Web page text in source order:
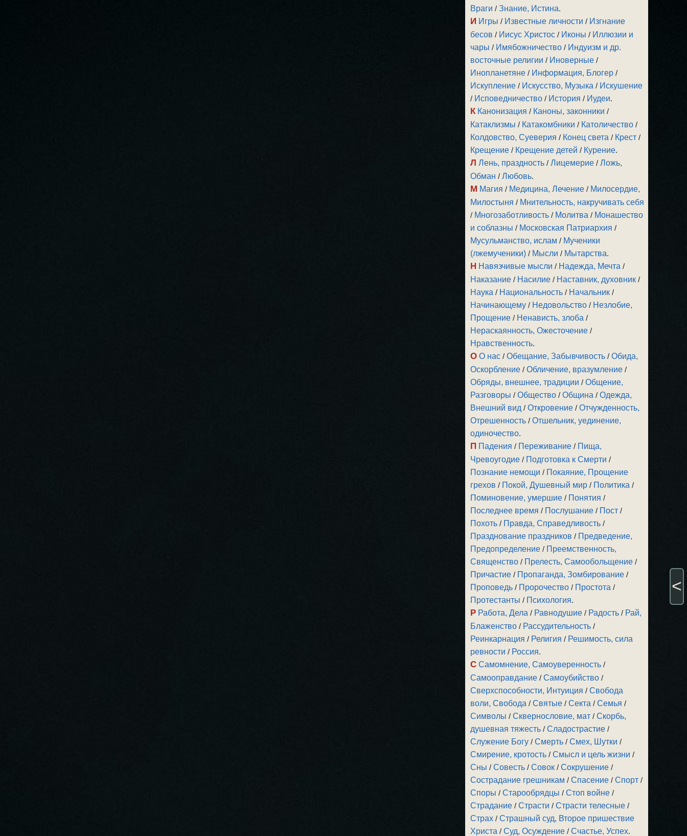
Враги /Знание, Истина.
И Игры / Известные личности / Изгнание
бесов / Иисус Христос / Иконы / Иллюзии и
чары / Имябожничество / Индуизм и др.
восточные религии / Иноверные /
Инопланетяне / Информация, Блогер /
Искупление / Искусство, Музыка / Искушение
/ Исповедничество / История / Иудеи.
К Канонизация / Каноны, законники /
Катаклизмы / Катакомбники / Католичество /
Колдовство, Суеверия / Конец света / Крест /
Крещение / Крещение детей / Курение.
Л Лень, праздность /Лицемерие /Ложь,
Обман /Любовь.
М Магия / Медицина, Лечение / Милосердие,
Милостыня / Мнительность, накручивать себя
/ Многозаботливость / Молитва / Монашество
и соблазны / Московская Патриархия /
Мусульманство, ислам / Мученики
(лжемученики) / Мысли / Мытарства.
Н Навязчивые мысли / Надежда, Мечта /
Наказание / Насилие / Наставник, духовник /
Наука / Национальность / Начальник /
Начинающему / Недовольство / Незлобие,
Прощение / Ненависть, злоба /
Нераскаянность, Ожесточение /
Нравственность.
О О нас /Обещание, Забывчивость /Обида,
Оскорбление /Обличение, вразумление /
Обряды, внешнее, традиции /Общение,
Разговоры /Общество /Община /Одежда,
Внешний вид /Откровение /Отчужденность,
Отрешенность /Отшельник, уединение,
одиночество.
П Падения / Переживание / Пища,
Чревоугодие / Подготовка к Смерти /
Познание немощи / Покаяние, Прощение
грехов / Покой, Душевный мир / Политика /
Поминовение, умершие / Понятия /
Последнее время / Послушание / Пост /
Похоть / Правда, Справедливость /
Празднование праздников / Предведение,
Предопределение / Преемственность,
Священство / Прелесть, Самообольщение /
Причастие / Пропаганда, Зомбирование /
Проповедь / Пророчество / Простота /
Протестанты / Психология.
Р Работа, Дела / Равнодушие / Радость / Рай,
Блаженство / Рассудительность /
Реинкарнация / Религия / Решимость, сила
ревности / Россия.
С Самомнение, Самоуверенность /
Самооправдание /Самоубийство /
Сверхспособности, Интуиция /Свобода
воли, Свобода /Святые /Секта /Семья /
Символы /Сквернословие, мат /Скорбь,
душевная тяжесть /Сладострастие /
Служение Богу /Смерть /Смех, Шутки /
Смирение, кротость /Смысл и цель жизни /
Сны /Совесть /Совок /Сокрушение /
Сострадание грешникам /Спасение /Спорт /
Споры /Старообрядцы /Стоп войне /
Страдание /Страсти /Страсти телесные /
Страх /Страшный суд, Второе пришествие
Христа /Суд, Осуждение /Счастье, Успех.
<